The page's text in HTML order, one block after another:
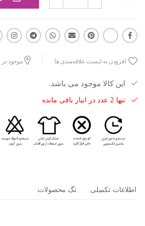
افزودن به لیست علاقه‌مندی ها موجود
این کالا موجود می باشد.
تنها 2 عدد در انبار باقی مانده
اطلاعات تکمیلی تگ محصولات